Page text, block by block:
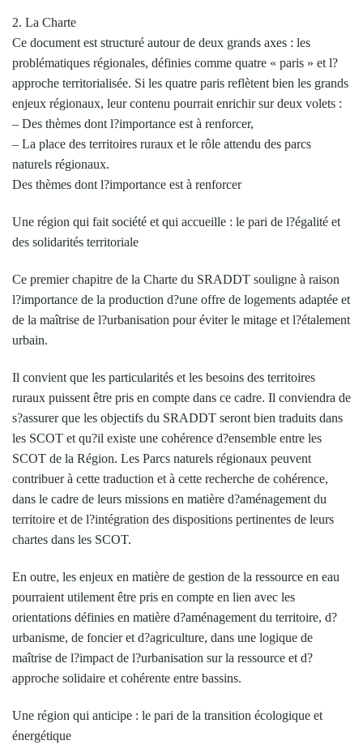
2. La Charte
Ce document est structuré autour de deux grands axes : les
problématiques régionales, définies comme quatre « paris » et l?
approche territorialisée. Si les quatre paris reflètent bien les grands
enjeux régionaux, leur contenu pourrait enrichir sur deux volets :
– Des thèmes dont l?importance est à renforcer,
– La place des territoires ruraux et le rôle attendu des parcs
naturels régionaux.
Des thèmes dont l?importance est à renforcer
Une région qui fait société et qui accueille : le pari de l?égalité et
des solidarités territoriale
Ce premier chapitre de la Charte du SRADDT souligne à raison
l?importance de la production d?une offre de logements adaptée et
de la maîtrise de l?urbanisation pour éviter le mitage et l?étalement
urbain.
Il convient que les particularités et les besoins des territoires
ruraux puissent être pris en compte dans ce cadre. Il conviendra de
s?assurer que les objectifs du SRADDT seront bien traduits dans
les SCOT et qu?il existe une cohérence d?ensemble entre les
SCOT de la Région. Les Parcs naturels régionaux peuvent
contribuer à cette traduction et à cette recherche de cohérence,
dans le cadre de leurs missions en matière d?aménagement du
territoire et de l?intégration des dispositions pertinentes de leurs
chartes dans les SCOT.
En outre, les enjeux en matière de gestion de la ressource en eau
pourraient utilement être pris en compte en lien avec les
orientations définies en matière d?aménagement du territoire, d?
urbanisme, de foncier et d?agriculture, dans une logique de
maîtrise de l?impact de l?urbanisation sur la ressource et d?
approche solidaire et cohérente entre bassins.
Une région qui anticipe : le pari de la transition écologique et
énergétique